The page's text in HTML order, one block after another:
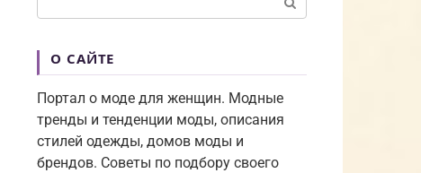
О САЙТЕ
Портал о моде для женщин. Модные
тренды и тенденции моды, описания
стилей одежды, домов моды и
брендов. Советы по подбору своего